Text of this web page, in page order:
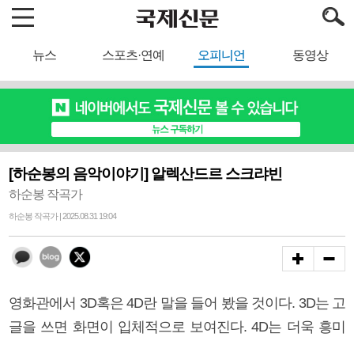
뉴스 스포츠·연예 오피니언 동영상
[하순봉의 음악이야기] 알렉산드르 스크랴빈
하순봉 작곡가
하순봉 작곡가 | 2025.08.31 19:04
영화관에서 3D혹은 4D란 말을 들어 봤을 것이다. 3D는 고
글을 쓰면 화면이 입체적으로 보여진다. 4D는 더욱 흥미